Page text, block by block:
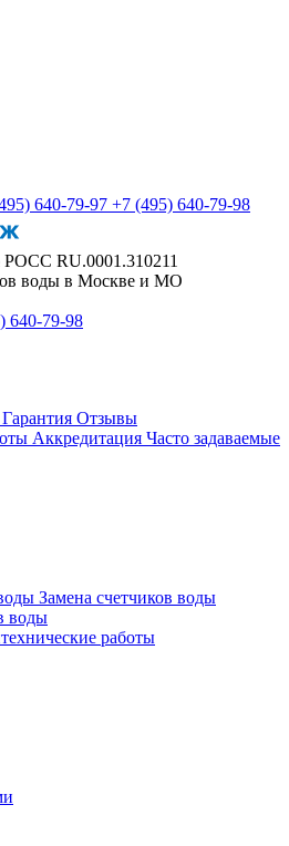
640-79-97 +7 (495) 640-79-98
РОСС RU.0001.310211
воды в Москве и МО
640-79-98
Гарантия Отзывы
Аккредитация Часто задаваемые
Замена счетчиков воды
воды
работы